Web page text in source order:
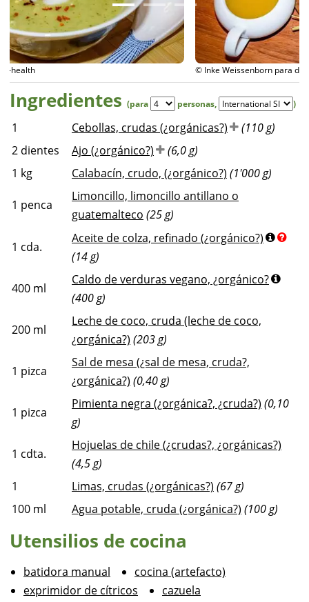
© Inke Weissenborn para diet-health
Ingredientes (para personas, )
1 Cebollas, crudas (¿orgánicas?)
(110 g)
2 dientes Ajo (¿orgánico?)
(6,0 g)
1 kg Calabacín, crudo, (¿orgánico?) (1'000 g)
1 penca
Limoncillo, limoncillo antillano o
guatemalteco (25 g)
1 cda.
Aceite de colza, refinado (¿orgánico?)
(14 g)
400 ml
Caldo de verduras vegano, ¿orgánico?
(400 g)
200 ml
Leche de coco, cruda (leche de coco,
¿orgánica?) (203 g)
1 pizca
Sal de mesa (¿sal de mesa, cruda?,
¿orgánica?) (0,40 g)
1 pizca
Pimienta negra (¿orgánica?, ¿cruda?) (0,10
g)
1 cdta.
Hojuelas de chile (¿crudas?, ¿orgánicas?)
(4,5 g)
1
Limas, crudas (¿orgánicas?) (67 g)
100 ml Agua potable, cruda (¿orgánica?) (100 g)
Utensilios de cocina
batidora manual
cocina (artefacto)
exprimidor de cítricos
cazuela